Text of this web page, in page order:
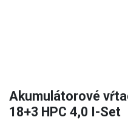
Akumulátorové
18+3 HPC 4,0 I-Set